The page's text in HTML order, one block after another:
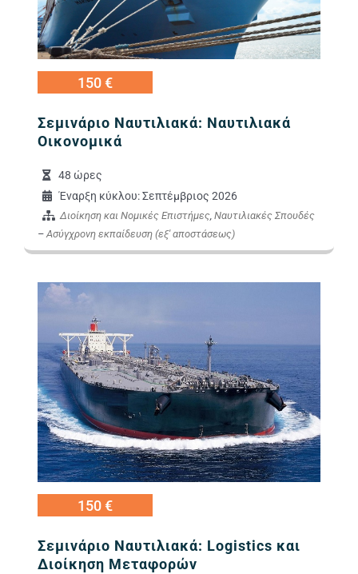
150 €
Σεμινάριο Ναυτιλιακά: Ναυτιλιακά
Οικονομικά
48 ώρες
Έναρξη κύκλου: Σεπτέμβριος 2026
Διοίκηση και Νομικές Επιστήμες,Ναυτιλιακές Σπουδές
–Ασύγχρονη εκπαίδευση (εξ' αποστάσεως)
150 €
Σεμινάριο Ναυτιλιακά: Logistics και
Διοίκηση Μεταφορών